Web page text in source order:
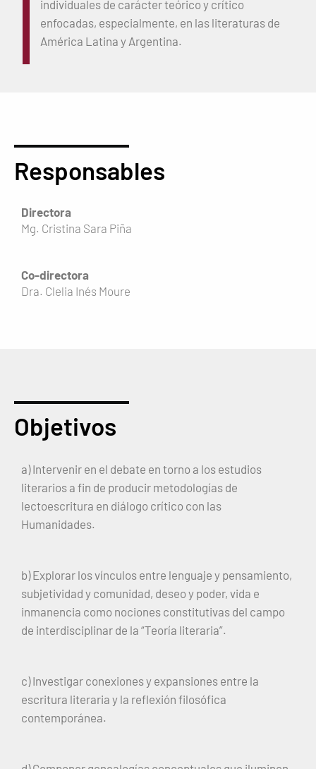
individuales de carácter teórico y crítico
enfocadas, especialmente, en las literaturas de
América Latina y Argentina.
Responsables
Directora
Mg. Cristina Sara Piña
Co-directora
Dra. Clelia Inés Moure
Objetivos
a) Intervenir en el debate en torno a los estudios
literarios a fin de producir metodologías de
lectoescritura en diálogo crítico con las
Humanidades.
b) Explorar los vínculos entre lenguaje y pensamiento,
subjetividad y comunidad, deseo y poder, vida e
inmanencia como nociones constitutivas del campo
de interdisciplinar de la “Teoría literaria”.
c) Investigar conexiones y expansiones entre la
escritura literaria y la reflexión filosófica
contemporánea.